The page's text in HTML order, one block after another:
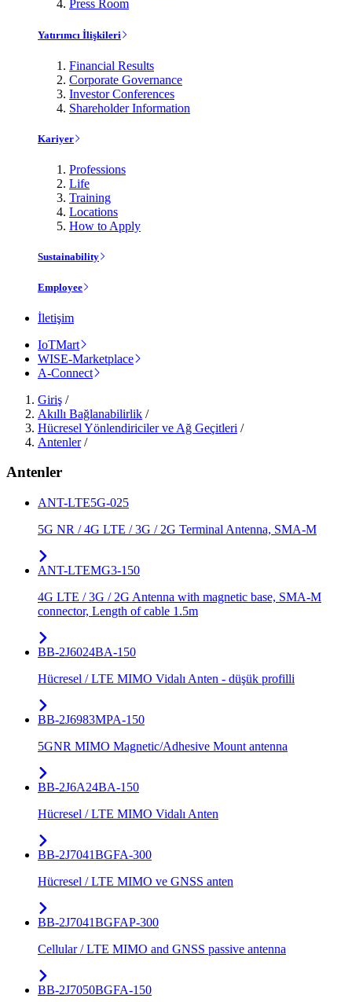
Press Room
Yatırımcı İlişkileri
Financial Results
Corporate Governance
Investor Conferences
Shareholder Information
Kariyer
Professions
Life
Training
Locations
How to Apply
Sustainability
Employee
İletişim
IoTMart
WISE-Marketplace
A-Connect
Giriş /
Akıllı Bağlanabilirlik /
Hücresel Yönlendiriciler ve Ağ Geçitleri /
Antenler/
Antenler
ANT-LTE5G-025
5G NR / 4G LTE / 3G / 2G Terminal Antenna, SMA-M
ANT-LTEMG3-150
4G LTE / 3G / 2G Antenna with magnetic base, SMA-M
connector, Length of cable 1.5m
BB-2J6024BA-150
Hücresel / LTE MIMO Vidalı Anten - düşük profilli
BB-2J6983MPA-150
5GNR MIMO Magnetic/Adhesive Mount antenna
BB-2J6A24BA-150
Hücresel / LTE MIMO Vidalı Anten
BB-2J7041BGFA-300
Hücresel / LTE MIMO ve GNSS anten
BB-2J7041BGFAP-300
Cellular / LTE MIMO and GNSS passive antenna
BB-2J7050BGFA-150